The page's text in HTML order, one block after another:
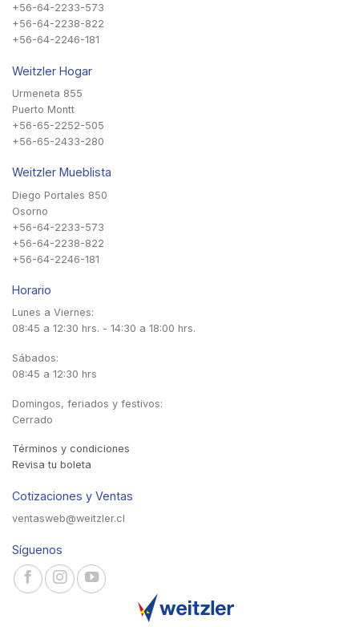
+56-64-2233-573
+56-64-2238-822
+56-64-2246-181
Weitzler Hogar
Urmeneta 855
Puerto Montt
+56-65-2252-505
+56-65-2433-280
Weitzler Mueblista
Diego Portales 850
Osorno
+56-64-2233-573
+56-64-2238-822
+56-64-2246-181
Horario
Lunes a Viernes:
08:45 a 12:30 hrs. - 14:30 a 18:00 hrs.
Sábados:
08:45 a 12:30 hrs
Domingos, feriados y festivos:
Cerrado
Términos y condiciones
Revisa tu boleta
Cotizaciones y Ventas
ventasweb@weitzler.cl
Síguenos